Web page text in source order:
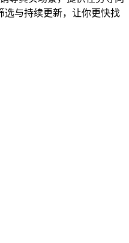
选与持续更新，让你更快找